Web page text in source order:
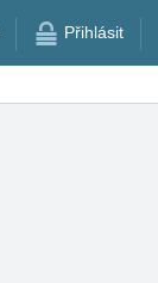
Přihlásit